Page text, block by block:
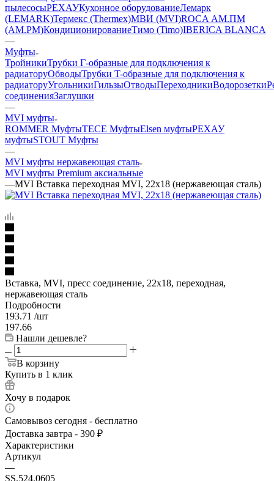
пылесосыРЕХАУКухонное оборудованиеЛемарк
(LEMARK)Термекс (Thermex)МВИ (MVI)ROCA АМ.ПМ
(AM.PM)КондиционированиеТимо (Timo)IBERICA BLANCA
—
Муфты
ТройникиТрубки Г-образные для подключения к
радиаторуОбводыТрубки T-образные для подключения к
радиаторуУгольникиГильзыОтводыПереходникиВодорозетки
соединенияЗаглушки
—
MVI муфты
ROMMER МуфтыTECE МуфтыElsen муфтыРЕХАУ
муфтыSTOUT Муфты
—
MVI муфты нержавеющая сталь
MVI муфты Premium аксиальные
—MVI Вставка переходная MVI, 22x18 (нержавеющая сталь)
Вставка, MVI, пресс соединение, 22х18, переходная,
нержавеющая сталь
Подробности
193.71 /шт
197.66
Нашли дешевле?
В корзину
Купить в 1 клик
Хочу в подарок
Самовывоз сегодня - бесплатно
Доставка завтра - 390 ₽
Характеристики
Артикул
—
SS.524.0605